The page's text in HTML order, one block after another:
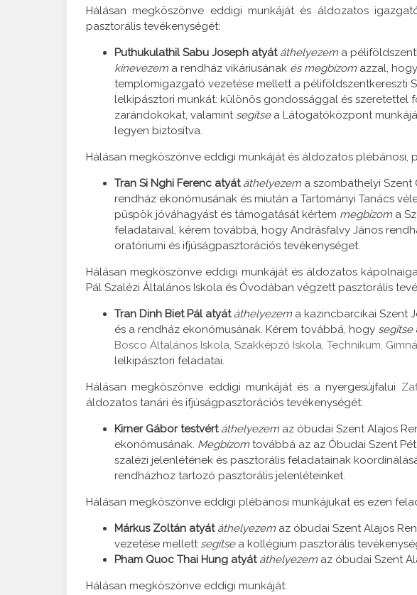
Hálásan megköszönve eddigi munkáját és áldozatos
pasztorális tevékenységét:
Puthukulathil Sabu Joseph atyát áthelyezema
kinevezema rendház vikáriusánakés megbízomazzal,
templomigazgató vezetése mellett a péliföldszentkereszti
lelkipásztori munkát: különös gondossággal és szeretettel
zarándokokat, valamint segítsea Látogatóközpont
legyen biztosítva.
Hálásan megköszönve eddigi munkáját és áldozatos plébánosi,
Tran Si Nghi Ferenc atyát áthelyezema szombathelyi Szent
rendház ekonómusának és miután a Tartományi Tanács
püspök jóváhagyást és támogatását kértem megbízom a
feladataival, kérem továbbá, hogy Andrásfalvy János
oratóriumi és ifjúságpasztorációs tevékenységet.
Hálásan megköszönve eddigi munkáját és áldozatos
Pál Szalézi Általános Iskola és Óvodában végzett pasztorális
Tran Dinh Biet Pál atyát áthelyezema kazincbarcikai Szent
és a rendház ekonómusának. Kérem továbbá, hogy segítse
Bosco Általános Iskola, Szakképző Iskola, Technikum,
lelkipásztori feladatai.
Hálásan megköszönve eddigi munkáját és a nyergesújfalui
áldozatos tanári és ifjúságpasztorációs tevékenységét:
Kirner Gábor testvért áthelyezemaz óbudai Szent Alajos
ekonómusának. Megbízomtovábbá az az Óbudai Szent
szalézi jelenlétének és pasztorális feladatainak
rendházhoz tartozó pasztorális jelenléteinket.
Hálásan megköszönve eddigi plébánosi munkájukat és ezen
Márkus Zoltán atyát áthelyezemaz óbudai Szent Alajos
vezetése mellett segítsea kollégium pasztorális
Pham Quoc Thai Hung atyát áthelyezemaz óbudai Szent
Hálásan megköszönve eddigi munkáját: